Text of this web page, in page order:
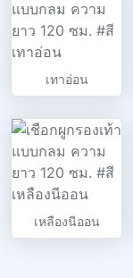
เทาอ่อน
เหลืองนีออน